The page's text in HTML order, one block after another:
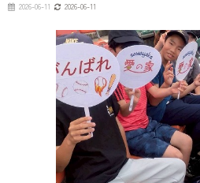
2026-06-11 2026-06-11